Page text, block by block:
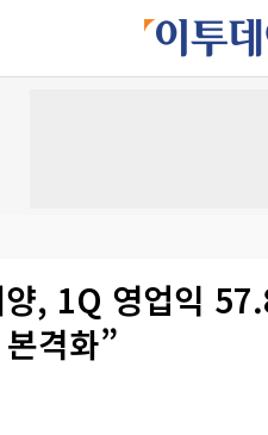
양, 1Q 영업익
격화”